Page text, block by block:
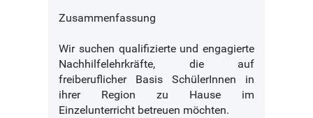
Zusammenfassung
Wir suchen qualifizierte und engagierte
Nachhilfelehrkräfte, die auf
freiberuflicher Basis SchülerInnen in
ihrer Region zu Hause im
Einzelunterricht betreuen möchten.